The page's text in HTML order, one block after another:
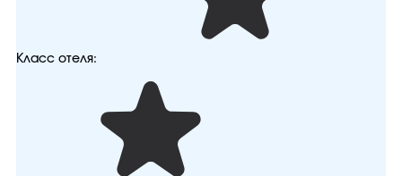
Класс отеля: